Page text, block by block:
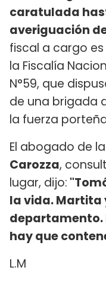
caratulada
averiguación
fiscal a cargo es
la Fiscalía
N°59, que
de una brigada
la fuerza
El abogado de
Carozza,
lugar, dijo:
la vida. Martita
departamento.
hay que
L.M